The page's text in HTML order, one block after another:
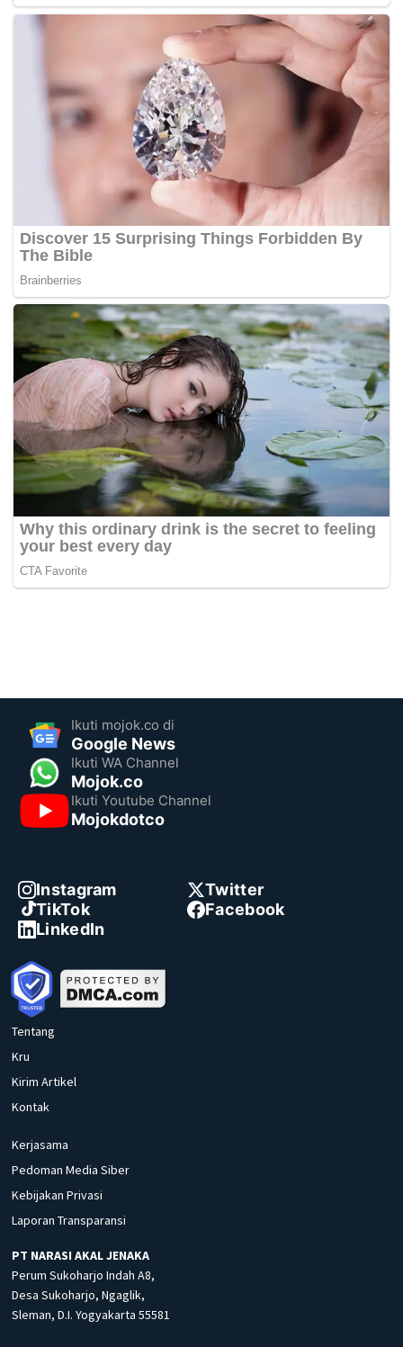
Ikuti mojok.co di
Google News
Ikuti WA Channel
Mojok.co
Ikuti Youtube Channel
Mojokdotco
Instagram
Twitter
TikTok
Facebook
LinkedIn
Tentang
Kru
Kirim Artikel
Kontak
Kerjasama
Pedoman Media Siber
Kebijakan Privasi
Laporan Transparansi
PT NARASI AKAL JENAKA
Perum Sukoharjo Indah A8,
Desa Sukoharjo, Ngaglik,
Sleman, D.I. Yogyakarta 55581